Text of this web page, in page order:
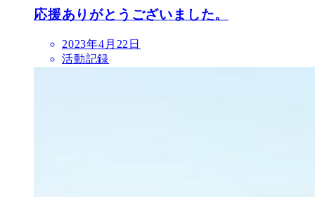
応援ありがとうございました。
2023年4月22日
活動記録